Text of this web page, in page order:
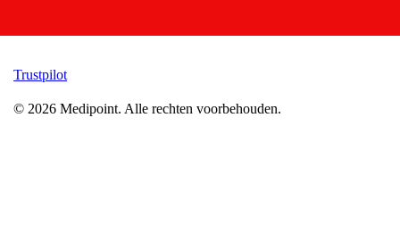
Trustpilot
© 2026 Medipoint. Alle rechten voorbehouden.